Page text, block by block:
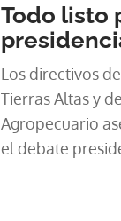
Todo listo
Los directivos
Tierras Altas y
Agropecuario
el debate